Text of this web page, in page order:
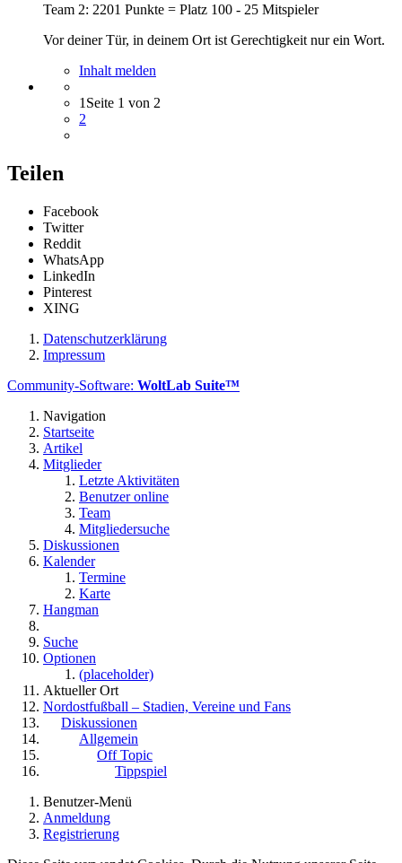
Team 2: 2201 Punkte = Platz 100 - 25 Mitspieler
Vor deiner Tür, in deinem Ort ist Gerechtigkeit nur ein Wort.
Inhalt melden
1 Seite 1 von 2
2
Teilen
Facebook
Twitter
Reddit
WhatsApp
LinkedIn
Pinterest
XING
Datenschutzerklärung
Impressum
Community-Software: WoltLab Suite™
Navigation
Startseite
Artikel
Mitglieder
Letzte Aktivitäten
Benutzer online
Team
Mitgliedersuche
Diskussionen
Kalender
Termine
Karte
Hangman
Suche
Optionen
(placeholder)
Aktueller Ort
Nordostfußball – Stadien, Vereine und Fans
Diskussionen
Allgemein
Off Topic
Tippspiel
Benutzer-Menü
Anmeldung
Registrierung